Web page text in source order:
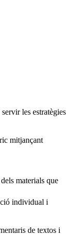
les estratègies
mitjançant
materials que
individual i
de textos i